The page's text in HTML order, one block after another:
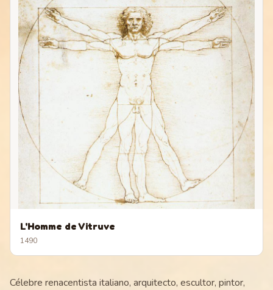
L'Homme de Vitruve
1490
Célebre renacentista italiano, arquitecto, escultor, pintor,